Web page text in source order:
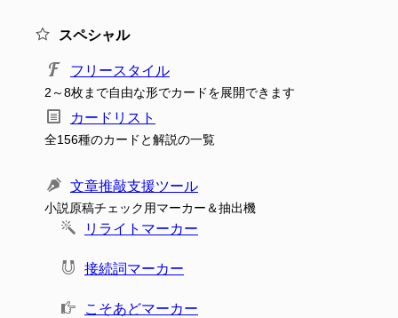
スペシャル
フリースタイル
2～8枚まで自由な形でカードを展開できます
カードリスト
全156種のカードと解説の一覧
文章推敲支援ツール
小説原稿チェック用マーカー＆抽出機
リライトマーカー
接続詞マーカー
こそあどマーカー